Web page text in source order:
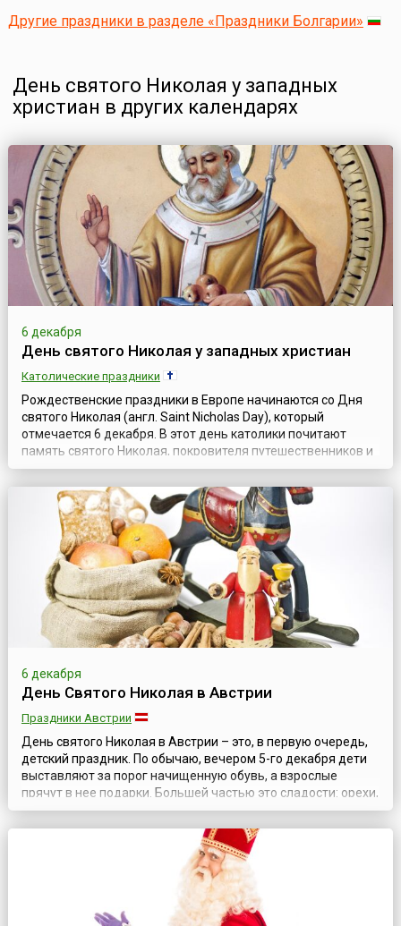
Другие праздники в разделе «Праздники Болгарии»
День святого Николая у западных
христиан в других календарях
6 декабря
День святого Николая у западных христиан
Католические праздники
Рождественские праздники в Европе начинаются со Дня
святого Николая (англ. Saint Nicholas Day), который
отмечается 6 декабря. В этот день католики почитают
память святого Николая, покровителя путешественников и
детей. Праздник имеет религиозные корни и вековые
традиции у разных народов. О земной жизни святого
Николая из исторических хроник известно немного.
Родился он на территории современной...
6 декабря
День Святого Николая в Австрии
Праздники Австрии
День святого Николая в Австрии – это, в первую очередь,
детский праздник. По обычаю, вечером 5-го декабря дети
выставляют за порог начищенную обувь, а взрослые
прячут в нее подарки. Большей частью это сладости: орехи,
яблоки, мандарины, вкусное рождественское печенье и т.п.
Утром 6-го декабря дети проверяют, нет ли в обуви
подарков, и обычно находят в ней подарки от святого